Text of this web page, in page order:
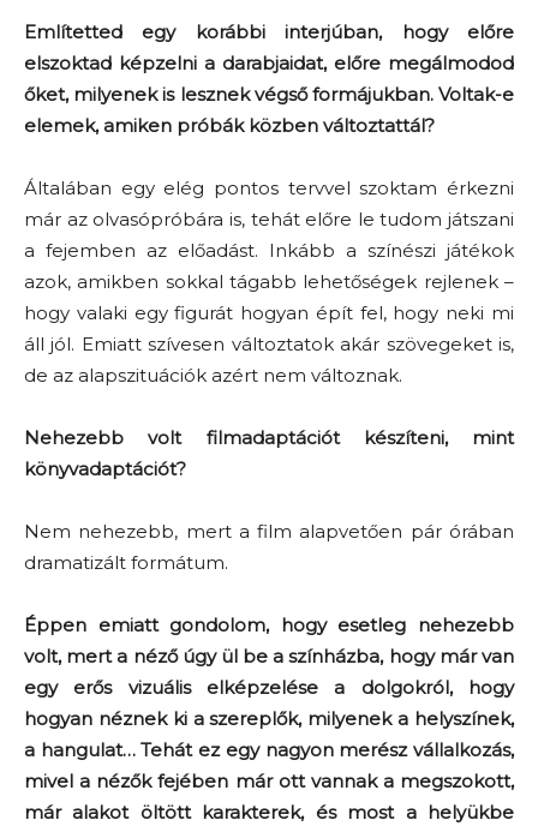
Említetted egy korábbi interjúban, hogy előre
elszoktad képzelni a darabjaidat, előre megálmodod
őket, milyenek is lesznek végső formájukban. Voltak-e
elemek, amiken próbák közben változtattál?
Általában egy elég pontos tervvel szoktam érkezni
már az olvasópróbára is, tehát előre le tudom játszani
a fejemben az előadást. Inkább a színészi játékok
azok, amikben sokkal tágabb lehetőségek rejlenek –
hogy valaki egy figurát hogyan épít fel, hogy neki mi
áll jól. Emiatt szívesen változtatok akár szövegeket is,
de az alapszituációk azért nem változnak.
Nehezebb volt filmadaptációt készíteni, mint
könyvadaptációt?
Nem nehezebb, mert a film alapvetően pár órában
dramatizált formátum.
Éppen emiatt gondolom, hogy esetleg nehezebb
volt, mert a néző úgy ül be a színházba, hogy már van
egy erős vizuális elképzelése a dolgokról, hogy
hogyan néznek ki a szereplők, milyenek a helyszínek,
a hangulat… Tehát ez egy nagyon merész vállalkozás,
mivel a nézők fejében már ott vannak a megszokott,
már alakot öltött karakterek, és most a helyükbe